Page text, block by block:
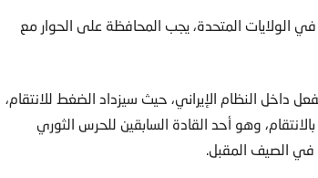
الولايات المتحدة، يجب المحافظة على الحوار مع
النظام الإيراني، حيث سيزداد الضغط للانتقام،
وهو أحد القادة السابقين للحرس الثوري
في الصيف المقبل.